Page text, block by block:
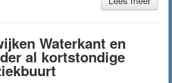
Waterkant en
al kortstondige